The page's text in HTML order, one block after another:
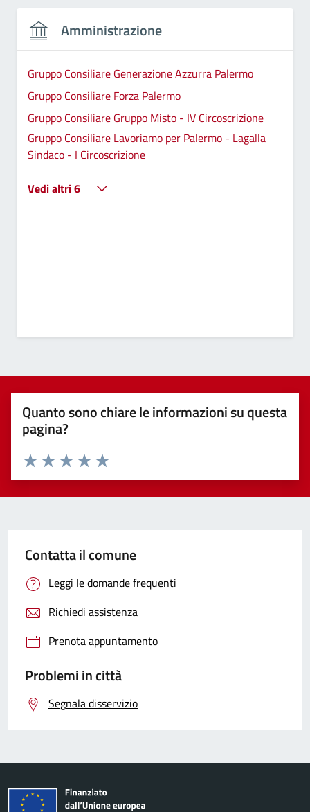
Amministrazione
Gruppo Consiliare Generazione Azzurra Palermo
Gruppo Consiliare Forza Palermo
Gruppo Consiliare Gruppo Misto - IV Circoscrizione
Gruppo Consiliare Lavoriamo per Palermo - Lagalla
Sindaco - I Circoscrizione
Vedi altri 6
Quanto sono chiare le informazioni su questa
pagina?
Valuta 5 stelle su 5
Valuta 4 stelle su 5
Valuta 3 stelle su 5
Valuta 2 stelle su 5
Valuta 1 stelle su 5
Contatta il comune
Leggi le domande frequenti
Richiedi assistenza
Prenota appuntamento
Problemi in città
Segnala disservizio